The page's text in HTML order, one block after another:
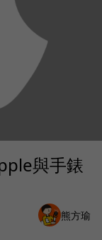
與手錶
熊方瑜